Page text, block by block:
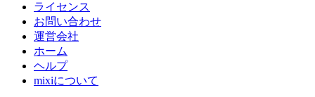
ライセンス
お問い合わせ
運営会社
ホーム
ヘルプ
mixiについて